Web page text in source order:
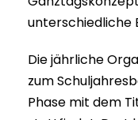
unterschiedliche
Die jährliche
zum
Phase mit dem